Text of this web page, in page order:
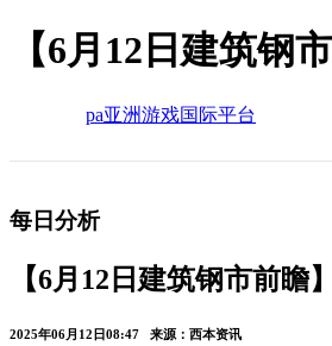
【6月12日建筑钢
pa亚洲游戏国际平台
每日分析
【6月12日建筑钢市前瞻
2025年06月12日08:47 来源：西本资讯